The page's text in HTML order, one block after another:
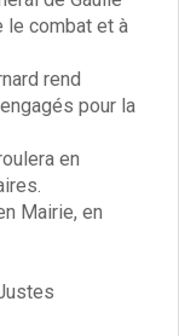
le combat et à
rend
pour la
en
Mairie, en